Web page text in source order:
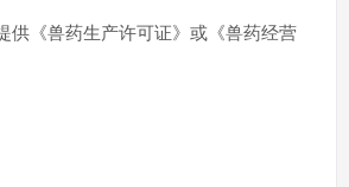
供《兽药生产许可证》或《兽药经营